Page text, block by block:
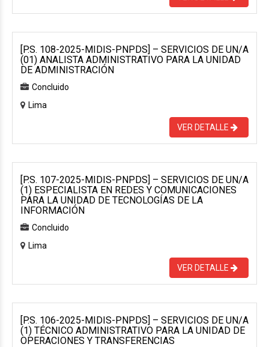
[P.S. 108-2025-MIDIS-PNPDS] – SERVICIOS DE UN/A
(01) ANALISTA ADMINISTRATIVO PARA LA UNIDAD
DE ADMINISTRACIÓN
Concluido
Lima
VER DETALLE
[P.S. 107-2025-MIDIS-PNPDS] – SERVICIOS DE UN/A
(1) ESPECIALISTA EN REDES Y COMUNICACIONES
PARA LA UNIDAD DE TECNOLOGÍAS DE LA
INFORMACIÓN
Concluido
Lima
VER DETALLE
[P.S. 106-2025-MIDIS-PNPDS] – SERVICIOS DE UN/A
(1) TÉCNICO ADMINISTRATIVO PARA LA UNIDAD DE
OPERACIONES Y TRANSFERENCIAS